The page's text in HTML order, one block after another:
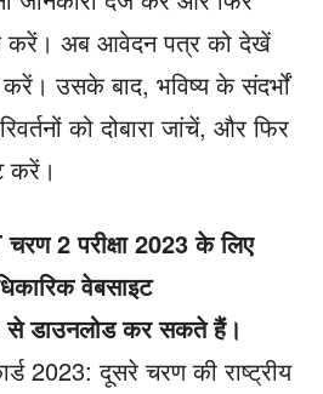
करें। अब आवेदन पत्र को देखें
उसके बाद, भविष्य के संदर्भों
को दोबारा जांचें, और फिर
करें।
2 परीक्षा 2023 के लिए
वेबसाइट
डाउनलोड कर सकते हैं।
2023: दूसरे चरण की राष्ट्रीय